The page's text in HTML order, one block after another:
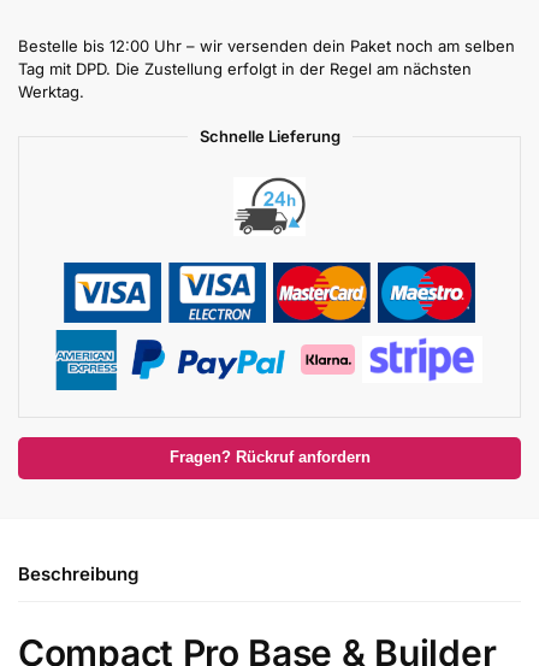
Bestelle bis 12:00 Uhr – wir versenden dein Paket noch am selben
Tag mit DPD. Die Zustellung erfolgt in der Regel am nächsten
Werktag.
Schnelle Lieferung
Fragen? Rückruf anfordern
Beschreibung
Compact Pro Base & Builder